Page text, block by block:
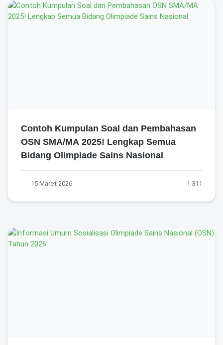
Contoh Kumpulan Soal dan Pembahasan
OSN SMA/MA 2025! Lengkap Semua
Bidang Olimpiade Sains Nasional
15 Maret 2026 1.311